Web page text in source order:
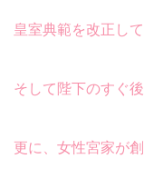
皇室典範を改正し
そして陛下のすぐ
更に、女性宮家が